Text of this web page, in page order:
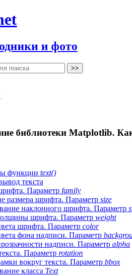
и фото
библиотеки Matplotlib.
функции text()
текста
Параметр family
размера шрифта. Параметр size
наклонного шрифта. Параметр
шрифта. Параметр weight
шрифта. Параметр color
фона надписи. Параметр
надписи. Параметр alpha
Параметр rotation
вокруг текста. Параметр bbox
класса Text